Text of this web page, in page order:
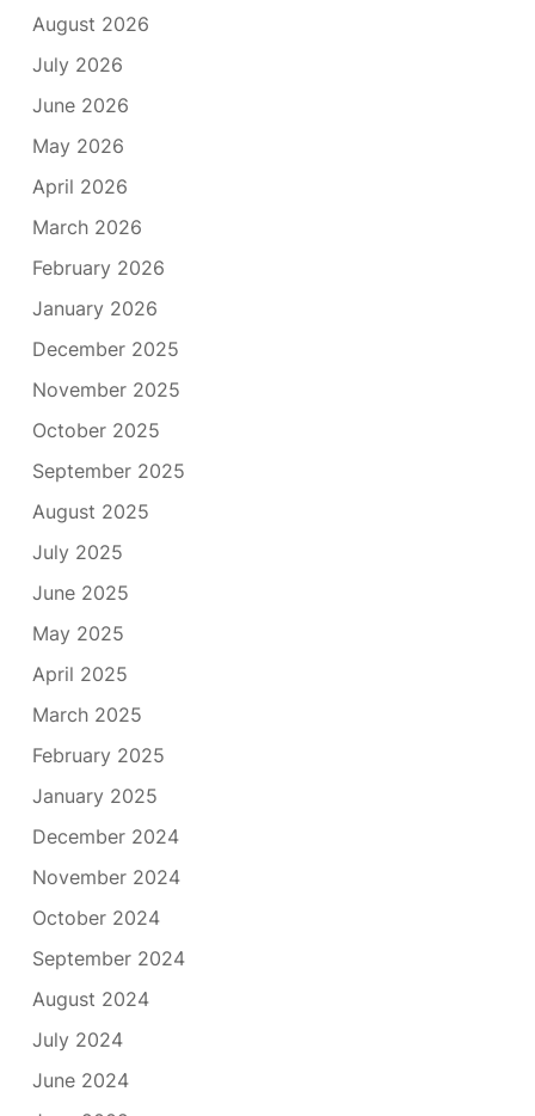
August 2026
July 2026
June 2026
May 2026
April 2026
March 2026
February 2026
January 2026
December 2025
November 2025
October 2025
September 2025
August 2025
July 2025
June 2025
May 2025
April 2025
March 2025
February 2025
January 2025
December 2024
November 2024
October 2024
September 2024
August 2024
July 2024
June 2024